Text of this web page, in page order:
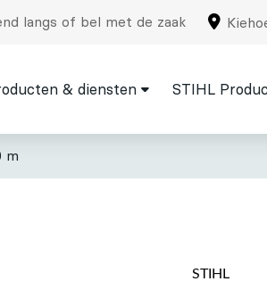
langs of bel met de zaak
& diensten STIHL
m
STIHL